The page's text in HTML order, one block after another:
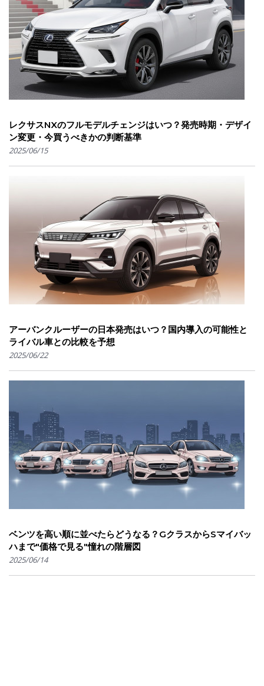
レクサスNXのフルモデルチェンジはいつ？発売時期・デザイ
ン変更・今買うべきかの判断基準
2025/06/15
アーバンクルーザーの日本発売はいつ？国内導入の可能性と
ライバル車との比較を予想
2025/06/22
ベンツを高い順に並べたらどうなる？GクラスからSマイバッ
ハまで"価格で見る"憧れの階層図
2025/06/14